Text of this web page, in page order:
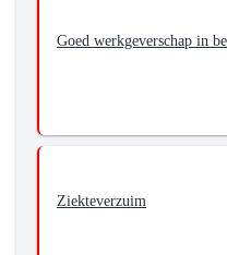
IndicatorenGoed werkgeverschap in
Ziekteverzuim